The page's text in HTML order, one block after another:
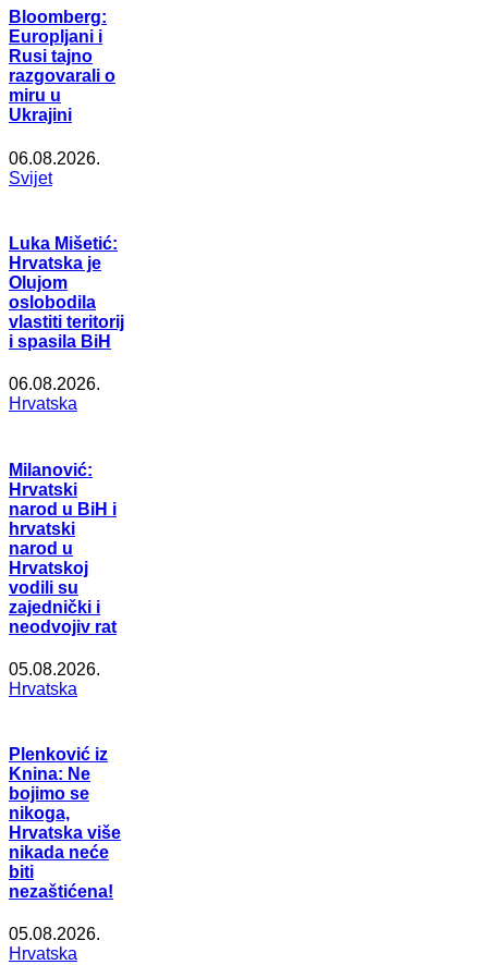
Bloomberg:
Europljani i
Rusi tajno
razgovarali o
miru u
Ukrajini
06.08.2026.
Svijet
Luka Mišetić:
Hrvatska je
Olujom
oslobodila
vlastiti teritorij
i spasila BiH
06.08.2026.
Hrvatska
Milanović:
Hrvatski
narod u BiH i
hrvatski
narod u
Hrvatskoj
vodili su
zajednički i
neodvojiv rat
05.08.2026.
Hrvatska
Plenković iz
Knina: Ne
bojimo se
nikoga,
Hrvatska više
nikada neće
biti
nezaštićena!
05.08.2026.
Hrvatska